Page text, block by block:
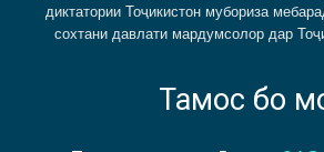
диктатории Тоҷикистон мубориза
сохтани давлати мардумсолор дар
Тамос бо